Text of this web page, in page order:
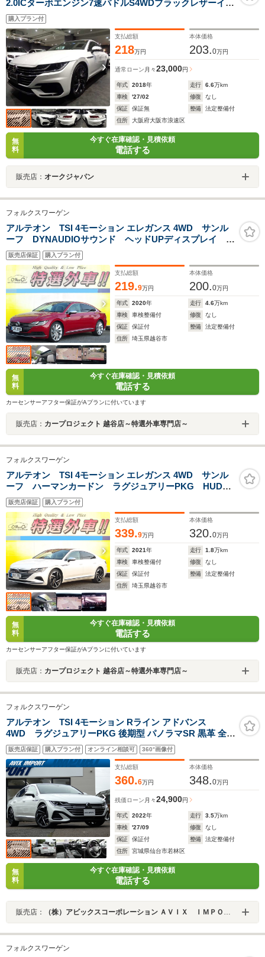
2.0ICターボエンジン7速パドルS4WDブラックレザーイン
テリアCARPLAYナビTV360度カメラアダブティブクルー
ズCパワーシートシートヒーター電動Rゲートデジタルコ
ックピットLEDライトRラインエアロRライン20アルミ
ETC
購入プラン付
支払総額
218万円
本体価格
203.0万円
通常ローン 月々23,000円
年式 2018年 走行 6.6万km
車検
'27/02 修復
なし
保証
保証無 整備
法定整備付
住所
大阪府大阪市浪速区
無
料
今すぐ在庫確認・見積依頼
電話する
販売店： オークジャパン
フォルクスワーゲン
アルテオン TSI 4モーション エレガンス 4WD サンル
ーフ DYNAUDIOサウンド ヘッドUPディスプレイ ナ
ビTV 360度カメラ ソナー 電動メモリーシート 電動
リアゲート ACC ETC LED スマートキー
AppleCar USB Bluetooth パドルシフト 衝突軽減
販売店保証 購入プラン付
支払総額
219.9万円
本体価格
200.0万円
年式 2020年 走行 4.6万km
車検
車検整備付 修復
なし
保証
保証付 整備
法定整備付
住所
埼玉県越谷市
無
料
今すぐ在庫確認・見積依頼
電話する
カーセンサーアフター保証がAプランに付いています
販売店： カープロジェクト 越谷店～特選外車専門店～
フォルクスワーゲン
アルテオン TSI 4モーション エレガンス 4WD サンル
ーフ ハーマンカードン ラグジュアリーPKG HUD
ナビ 360度カメラ パーキングアシスト 黒革 ハンド
ル&シートヒーター 電動リアゲート AppleCarPlay
USB Bluetooth ワイヤレス充電 ACC ETC LED
販売店保証 購入プラン付
支払総額
339.9万円
本体価格
320.0万円
年式 2021年 走行 1.8万km
車検
車検整備付 修復
なし
保証
保証付 整備
法定整備付
住所
埼玉県越谷市
無
料
今すぐ在庫確認・見積依頼
電話する
カーセンサーアフター保証がAプランに付いています
販売店： カープロジェクト 越谷店～特選外車専門店～
フォルクスワーゲン
アルテオン TSI 4モーション Rライン アドバンス
4WD ラグジュアリーPKG 後期型 パノラマSR 黒革 全席
シートヒーター 純正ナビ harman/kardon 全周C&パーク
アシスト HUD&オールインセーフティ LEDヘッドライト
液晶メーター キーレスアクセス 純正20AW 禁煙 1オナ
販売店保証 購入プラン付 オンライン相談可 360°画像付
支払総額
360.6万円
本体価格
348.0万円
残価ローン 月々24,900円
年式 2022年 走行 3.5万km
車検
'27/09 修復
なし
保証
保証付 整備
法定整備付
住所
宮城県仙台市若林区
無
料
今すぐ在庫確認・見積依頼
電話する
販売店： （株）アビックスコーポレーション ＡＶＩＸ ＩＭＰＯＲＴ 仙台東インター店
フォルクスワーゲン